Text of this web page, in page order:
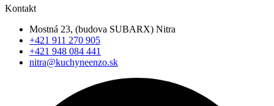
Kontakt
Mostná 23, (budova SUBARX) Nitra
+421 911 270 905
+421 948 084 441
nitra@kuchyneenzo.sk